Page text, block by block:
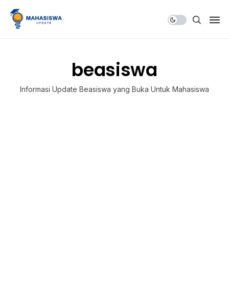
beasiswa
Informasi Update Beasiswa yang Buka Untuk Mahasiswa